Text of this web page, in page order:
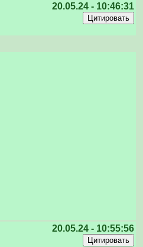
20.05.24 - 10:46:31
20.05.24 - 10:55:56